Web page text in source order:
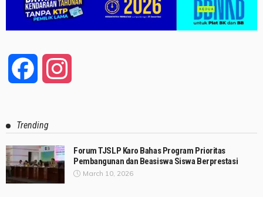
Facebook
Trending
Forum TJSLP Karo Bahas Program Prioritas
Pembangunan dan Beasiswa Siswa Berprestasi
March 10, 2026